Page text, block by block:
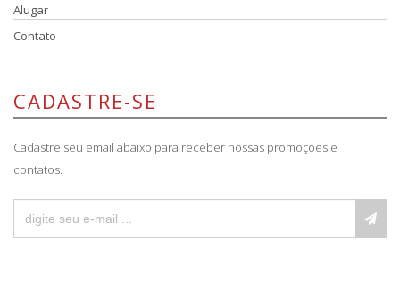
Alugar
Contato
CADASTRE-SE
Cadastre seu email abaixo para receber nossas promoções e
contatos.